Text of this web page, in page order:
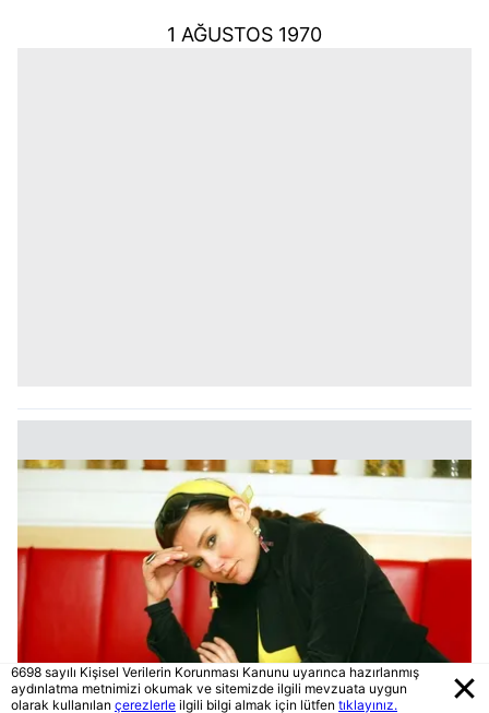
1 AĞUSTOS 1970
6698 sayılı Kişisel Verilerin Korunması Kanunu uyarınca hazırlanmış
aydınlatma metnimizi okumak ve sitemizde ilgili mevzuata uygun
olarak kullanılan çerezlerle ilgili bilgi almak için lütfen tıklayınız.